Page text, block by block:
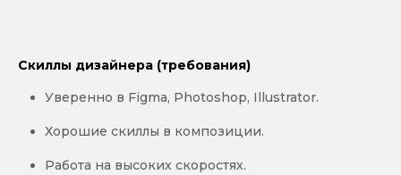
Скиллы дизайнера (требования)
Уверенно в Figma, Photoshop, Illustrator.
Хорошие скиллы в композиции.
Работа на высоких скоростях.